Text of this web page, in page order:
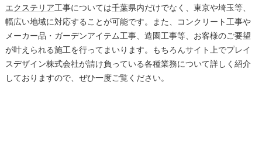
エクステリア工事については千葉県内だけでなく、東京や埼玉等、
幅広い地域に対応することが可能です。また、コンクリート工事や
メーカー品・ガーデンアイテム工事、造園工事等、お客様のご要望
が叶えられる施工を行ってまいります。もちろんサイト上でプレイ
スデザイン株式会社が請け負っている各種業務について詳しく紹介
しておりますので、ぜひ一度ご覧ください。